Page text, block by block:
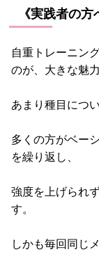
《実践者の方
自重トレーニン
のが、大きな魅
あまり種目につ
多くの方がベー
を繰り返し、
強度を上げられ
す。
しかも毎回同じ